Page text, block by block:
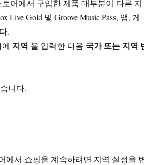
어에서 구입한 제품 대부분이 다른 지
Gold 및 Groove Music Pass, 앱, 게
.
지역 을 입력한 다음 국가 또는 지역
니다.
에서 쇼핑을 계속하려면 지역 설정을